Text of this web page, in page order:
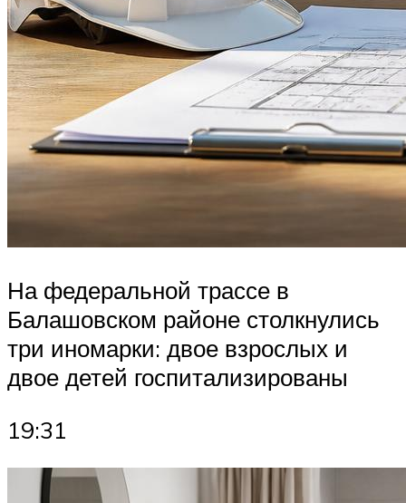
На федеральной трассе в
Балашовском районе столкнулись
три иномарки: двое взрослых и
двое детей госпитализированы
19:31